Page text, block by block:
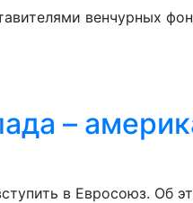
венчурных
–
в Евросоюз. Об